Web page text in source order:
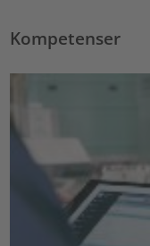
Kompetenser